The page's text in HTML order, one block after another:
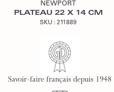
NEWPORT
PLATEAU 22 X 14 CM
SKU : 211889
Savoir-faire français depuis 1948